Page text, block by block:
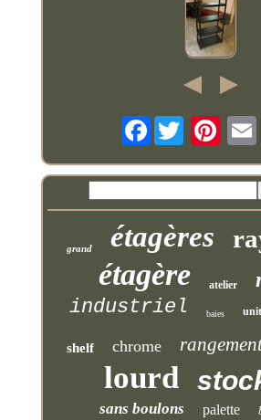
Facebook
grand étagères
étagère atelier
industriel baies
shelf chrome
lourd
sans boulons palette